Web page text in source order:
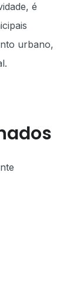
é
urbano,